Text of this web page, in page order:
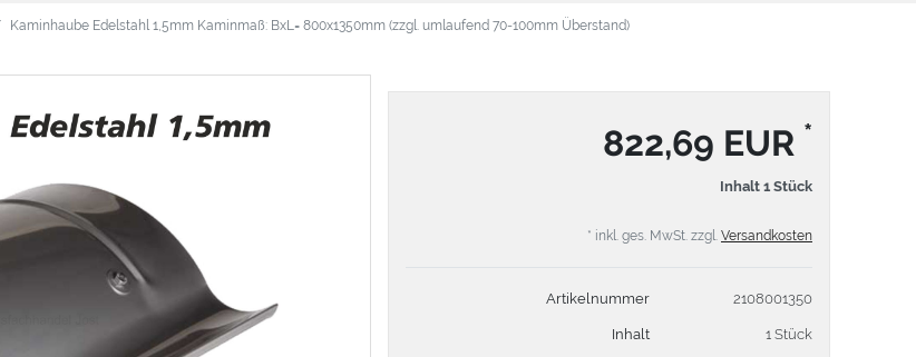
Kaminhaube Edelstahl 1,5mm Kaminmaß: BxL= 800x1350mm (zzgl. umlaufend 70-100mm Überstand)
822,69 EUR *
Inhalt 1 Stück
* inkl. ges. MwSt. zzgl. Versandkosten
Artikelnummer 2108001350
Inhalt 1 Stück